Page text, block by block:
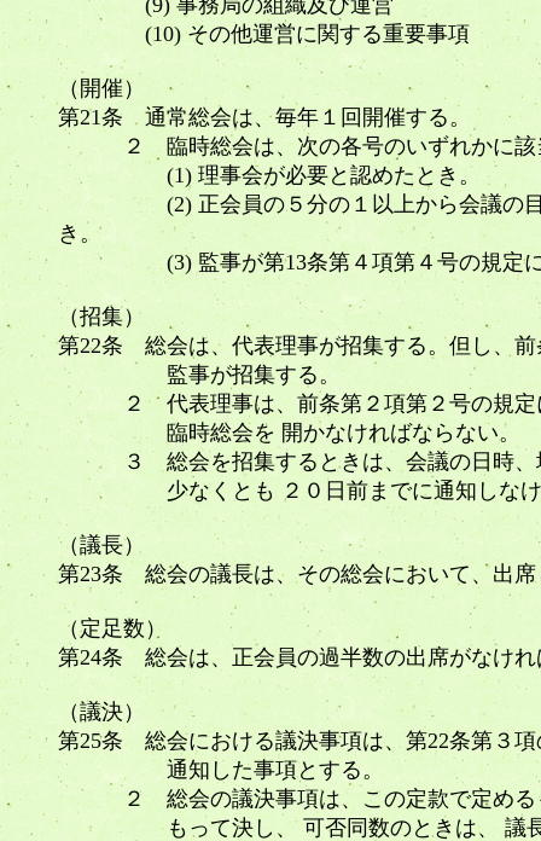
(9) 事務局の組織及び運営
(10) その他運営に関する重要事項
（開催）
第21条 通常総会は、毎年１回開催する。
２ 臨時総会は、次の各号のいずれかに該
(1) 理事会が必要と認めたとき。
(2) 正会員の５分の１以上から会議の目的
き。
(3) 監事が第13条第４項第４号の規定に
（招集）
第22条 総会は、代表理事が招集する。但し、
監事が招集する。
２ 代表理事は、前条第２項第２号の規定に
臨時総会を 開かなければならない。
３ 総会を招集するときは、会議の日時、場
少なくとも ２０日前までに通知しなけ
（議長）
第23条 総会の議長は、その総会において、出
（定足数）
第24条 総会は、正会員の過半数の出席がなけ
（議決）
第25条 総会における議決事項は、第22条第３
通知した事項とする。
２ 総会の議決事項は、この定款で定めるも
もって決し、 可否同数のときは、 議長